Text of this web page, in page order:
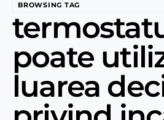
BROWSING TAG
poate
luarea